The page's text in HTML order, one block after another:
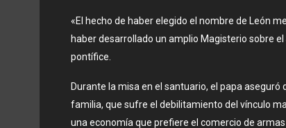
«El hecho de haber elegido el nombre de León
haber desarrollado un amplio Magisterio sobre
pontífice.
Durante la misa en el santuario, el papa
familia, que sufre el debilitamiento del vínculo
una economía que prefiere el comercio de